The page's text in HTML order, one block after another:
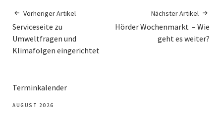
Vorheriger Artikel
Serviceseite zu
Umweltfragen und
Klimafolgen eingerichtet
Nächster Artikel
Hörder Wochenmarkt – Wie
geht es weiter?
Terminkalender
AUGUST 2026